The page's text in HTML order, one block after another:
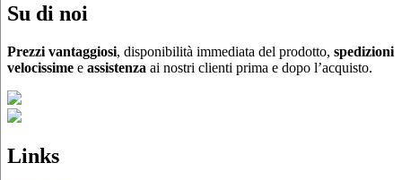
Su di noi
Prezzi vantaggiosi, disponibilità immediata del prodotto, spedizioni
velocissime e assistenza ai nostri clienti prima e dopo l’acquisto.
Links